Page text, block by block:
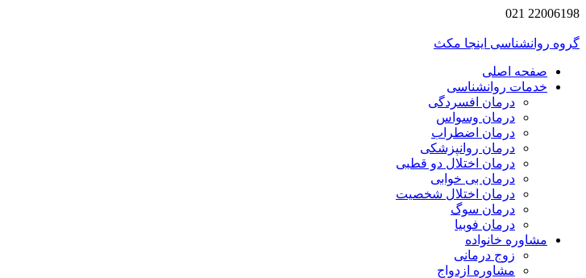
22006198 021
گروه روانشناسی اینجا مکث
صفحه اصلی
خدمات روانشناسی
درمان افسردگی
درمان وسواس
درمان اضطراب
درمان روانپزشکی
درمان اختلال دو قطبی
درمان بی خوابی
درمان اختلال شخصیت
درمان سوگ
درمان فوبیا
مشاوره خانواده
زوج درمانی
مشاوره ازدواج